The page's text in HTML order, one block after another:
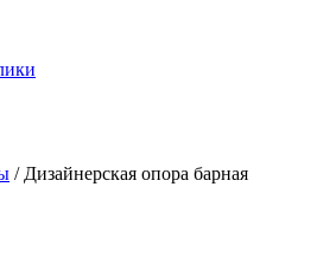
/ Дизайнерская опора барная